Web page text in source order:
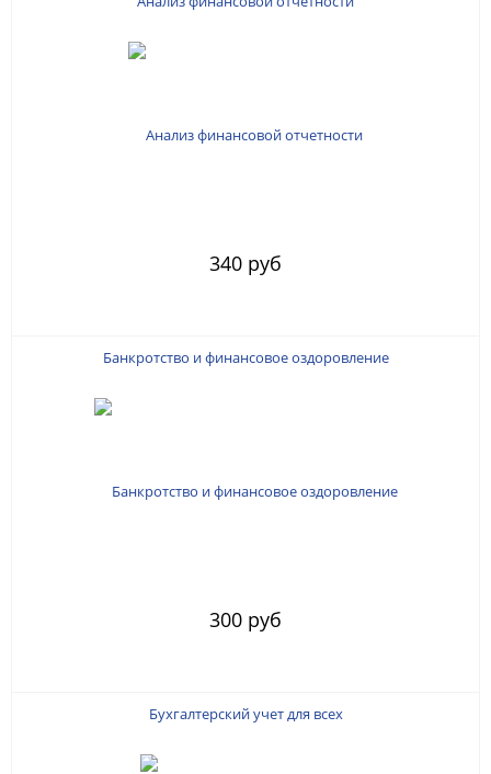
340 руб
Банкротство и финансовое оздоровление
300 руб
Бухгалтерский учет для всех